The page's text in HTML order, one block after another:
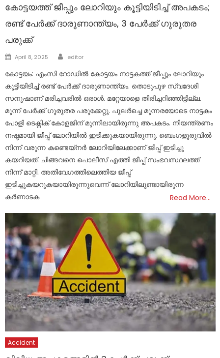
കോട്ടയത്ത് ജീപ്പും ലോറിയും കൂട്ടിയിടിച്ച് അപകടം;
രണ്ട് പേർക്ക് ദാരുണാന്ത്യം, 3 പേർക്ക് ​ഗുരുതര
പരുക്ക്
Posted
April 8, 2025 Author
editor
കോട്ടയം: എംസി റോഡിൽ കോട്ടയം നാട്ടകത്ത് ജീപ്പും ലോറിയും
കൂട്ടിയിടിച്ച് രണ്ട് പേർക്ക് ദാരുണാന്ത്യം. തൊടുപുഴ സ്വദേശി
സനുഷാണ് മരിച്ചവരിൽ ഒരാൾ. മറ്റേയാളെ തിരിച്ചറിഞ്ഞിട്ടില്ല.
മൂന്ന് പേർക്ക് ഗുരുതര പരുക്കേറ്റു. പുലർച്ചെ മൂന്നരയോടെ നാട്ടകം
പോളി ടെക്നിക് കോളജിന് മുന്നിലായിരുന്നു അപകടം. നിയന്ത്രണം
നഷ്ടമായി ജീപ്പ് ലോറിയിൽ ഇടിക്കുകയായിരുന്നു. ബെം​ഗളൂരുവിൽ
നിന്ന് വരുന്ന കണ്ടെയ്നർ ലോറിയിലേക്കാണ് ജീപ്പ് ഇടിച്ചു
കയറിയത്. ചിങ്ങവനെ പൊലീസ് എത്തി ജീപ്പ് സംഭവസ്ഥലത്ത്
നിന്ന് മാറ്റി. അതിവേ​ഗത്തിലെത്തിയ ജീപ്പ്
ഇടിച്ചുകയറുകയായിരുന്നുവെന്ന് ലോറിയിലുണ്ടായിരുന്ന
കർണാടക
Read More…
Accident